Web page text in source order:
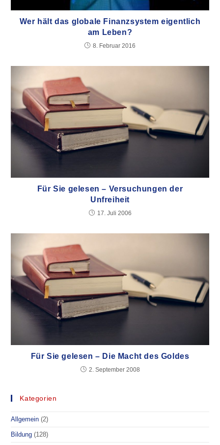
Wer hält das globale Finanzsystem eigentlich
am Leben?
8. Februar 2016
Für Sie gelesen – Versuchungen der
Unfreiheit
17. Juli 2006
Für Sie gelesen – Die Macht des Goldes
2. September 2008
Kategorien
Allgemein (2)
Bildung (128)